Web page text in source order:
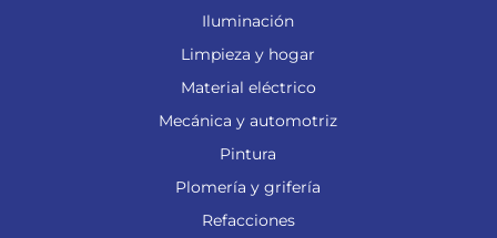
Iluminación
Limpieza y hogar
Material eléctrico
Mecánica y automotriz
Pintura
Plomería y grifería
Refacciones